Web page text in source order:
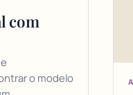
com
o modelo